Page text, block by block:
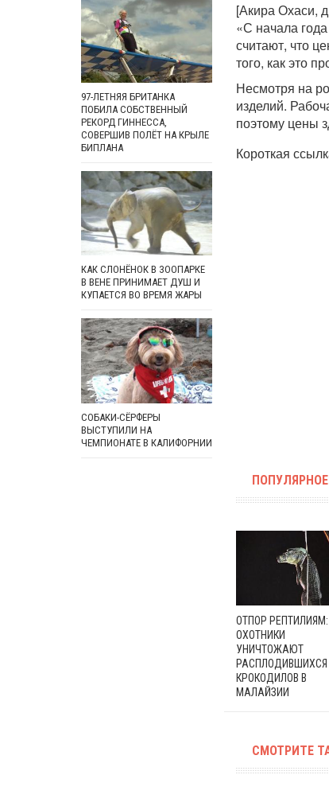
[Акира Охаси,
«С начала
считают, что
того, как это
Несмотря на
изделий.
поэтому цены
Короткая
ОТПОР РЕПТИЛИЯМ:
ОХОТНИКИ
УНИЧТОЖАЮТ
РАСПЛОДИВШИХСЯ
КРОКОДИЛОВ В
МАЛАЙЗИИ
СМОТРИТЕ
97-ЛЕТНЯЯ БРИТАНКА
ПОБИЛА СОБСТВЕННЫЙ
РЕКОРД ГИННЕССА,
СОВЕРШИВ ПОЛЁТ НА КРЫЛЕ
БИПЛАНА
КАК СЛОНЁНОК В ЗООПАРКЕ
В ВЕНЕ ПРИНИМАЕТ ДУШ И
КУПАЕТСЯ ВО ВРЕМЯ ЖАРЫ
СОБАКИ-СЁРФЕРЫ
ВЫСТУПИЛИ НА
ЧЕМПИОНАТЕ В КАЛИФОРНИИ